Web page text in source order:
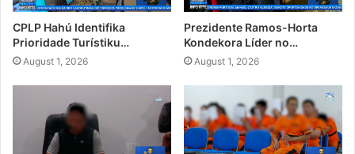
CPLP Hahú Identifika
Prioridade Turístiku…
August 1, 2026
Prezidente Ramos-Horta
Kondekora Líder no…
August 1, 2026